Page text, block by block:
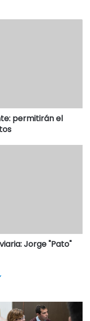
Diputación de León y
permitirán el
Jorge "Pato"